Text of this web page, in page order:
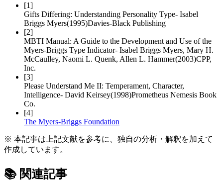
[1]
Gifts Differing: Understanding Personality Type- Isabel
Briggs Myers(1995)Davies-Black Publishing
[2]
MBTI Manual: A Guide to the Development and Use of the
Myers-Briggs Type Indicator- Isabel Briggs Myers, Mary H.
McCaulley, Naomi L. Quenk, Allen L. Hammer(2003)CPP,
Inc.
[3]
Please Understand Me II: Temperament, Character,
Intelligence- David Keirsey(1998)Prometheus Nemesis Book
Co.
[4]
The Myers-Briggs Foundation
※ 本記事は上記文献を参考に、独自の分析・解釈を加えて
作成しています。
📚 関連記事